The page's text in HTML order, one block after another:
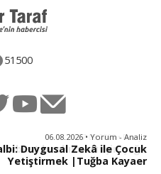
51500
06.08.2026 • Yorum - Analiz
Duygusal Zekâ ile Çocuk
Yetiştirmek |Tuğba Kayaer